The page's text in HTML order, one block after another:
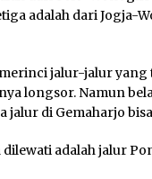
adalah dari
merinci jalur-jalur
longsor. Namun
jalur di Gemaharjo
dilewati adalah jalur